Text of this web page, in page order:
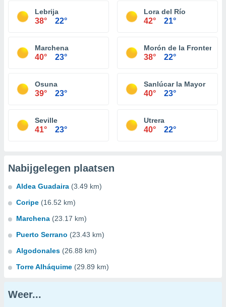
Lebrija
38° 22°
Lora del Río
42° 21°
Marchena
40° 23°
Morón de la Frontera
38° 22°
Osuna
39° 23°
Sanlúcar la Mayor
40° 23°
Seville
41° 23°
Utrera
40° 22°
Nabijgelegen plaatsen
Aldea Guadaira (3.49 km)
Coripe (16.52 km)
Marchena (23.17 km)
Puerto Serrano (23.43 km)
Algodonales (26.88 km)
Torre Alháquime (29.89 km)
Weer...